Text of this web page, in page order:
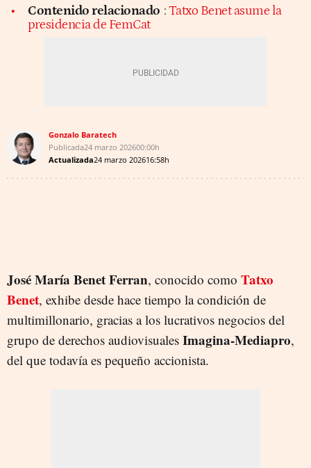
Contenido relacionado :Tatxo Benet asume la
presidencia de FemCat
Gonzalo Baratech
Publicada24 marzo 202600:00h
Actualizada24 marzo 202616:58h
José María Benet Ferran, conocido como Tatxo
Benet, exhibe desde hace tiempo la condición de
multimillonario, gracias a los lucrativos negocios del
grupo de derechos audiovisuales Imagina-Mediapro,
del que todavía es pequeño accionista.